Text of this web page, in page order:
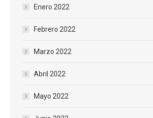
Enero 2022
Febrero 2022
Marzo 2022
Abril 2022
Mayo 2022